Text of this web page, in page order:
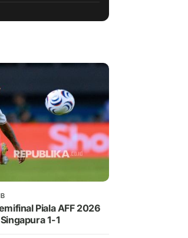
Piala AFF 2026
1-1